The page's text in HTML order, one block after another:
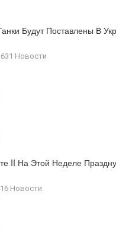
Будут Поставлены В
Новости
II На Этой Неделе
Новости